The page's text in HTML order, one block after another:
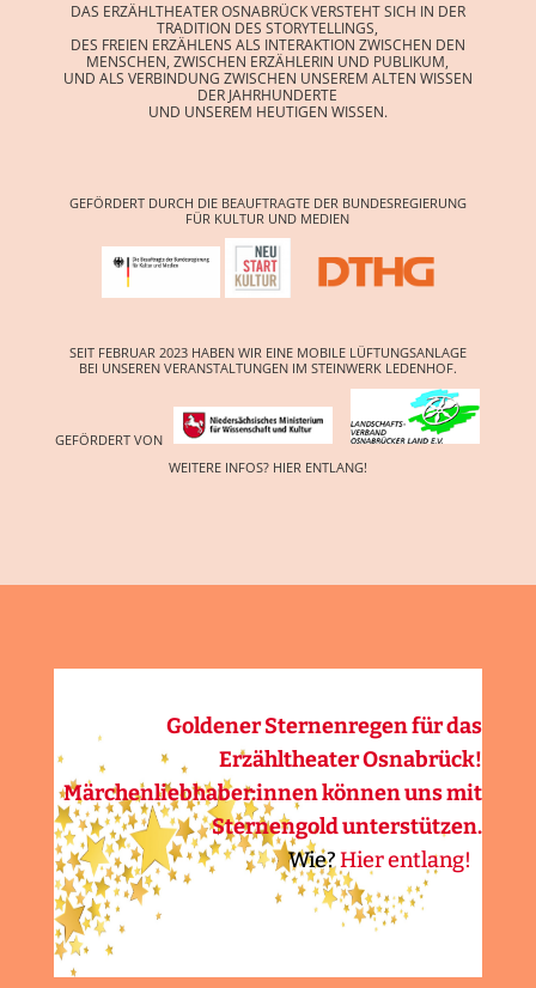
DAS ERZÄHLTHEATER OSNABRÜCK VERSTEHT SICH IN DER
TRADITION DES STORYTELLINGS,
DES FREIEN ERZÄHLENS ALS INTERAKTION ZWISCHEN DEN
MENSCHEN, ZWISCHEN ERZÄHLERIN UND PUBLIKUM,
UND ALS VERBINDUNG ZWISCHEN UNSEREM ALTEN WISSEN
DER JAHRHUNDERTE
UND UNSEREM HEUTIGEN WISSEN.
GEFÖRDERT DURCH DIE BEAUFTRAGTE DER BUNDESREGIERUNG
FÜR KULTUR UND MEDIEN
SEIT FEBRUAR 2023 HABEN WIR EINE MOBILE LÜFTUNGSANLAGE
BEI UNSEREN VERANSTALTUNGEN IM STEINWERK LEDENHOF.
GEFÖRDERT VON
WEITERE INFOS? HIER ENTLANG!
Goldener Sternenregen für das
Erzähltheater Osnabrück!
Märchenliebhaber:innen können uns mit
Sternengold unterstützen.
Wie?Hier entlang!